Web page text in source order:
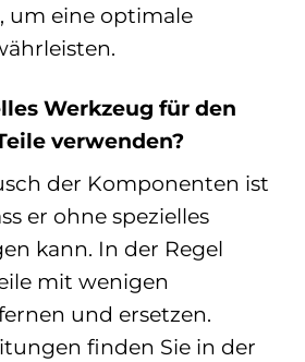
um eine optimale
Werkzeug für den
verwenden?
der Komponenten ist
er ohne spezielles
kann. In der Regel
mit wenigen
und ersetzen.
finden Sie in der